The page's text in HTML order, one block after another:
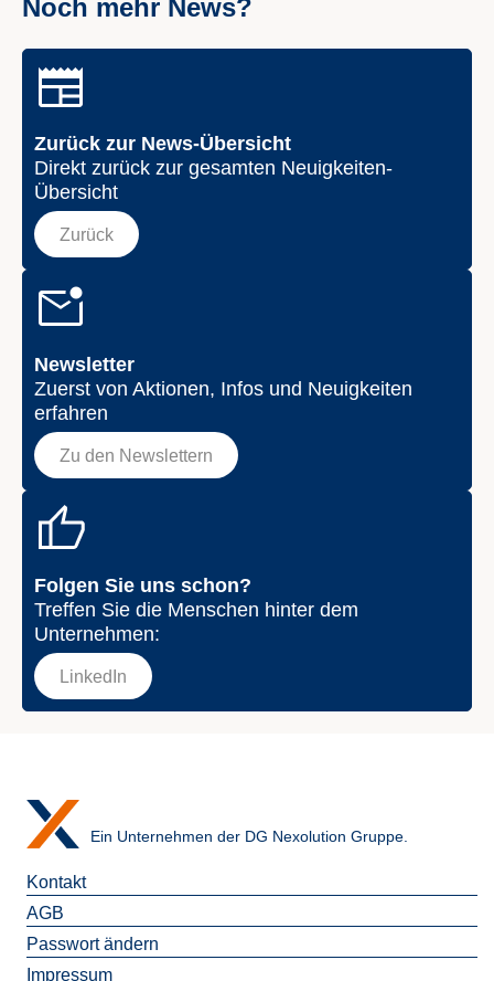
Noch mehr News?
Zurück zur News-Übersicht
Direkt zurück zur gesamten Neuigkeiten-
Übersicht
Zurück
Newsletter
Zuerst von Aktionen, Infos und Neuigkeiten
erfahren
Zu den Newslettern
Folgen Sie uns schon?
Treffen Sie die Menschen hinter dem
Unternehmen:
LinkedIn
Ein Unternehmen der DG Nexolution Gruppe.
Kontakt
AGB
Passwort ändern
Impressum